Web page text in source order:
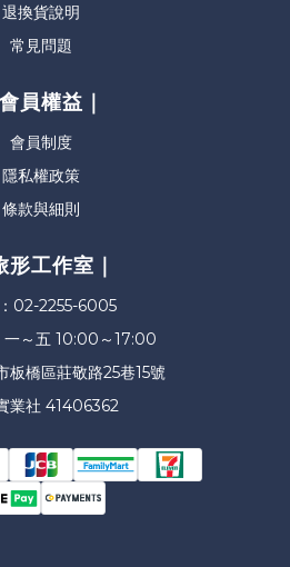
退換貨說明
常見問題
會員權益｜
會員制度
隱私權政策
條款與細則
形工作室｜
02-2255-6005
一～五 10:00～17:00
板橋區莊敬路25巷15號
業社 41406362